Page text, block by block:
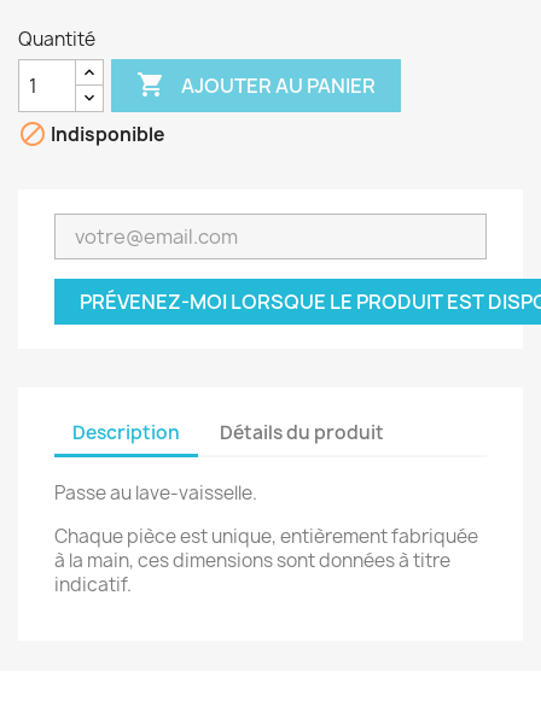
Quantité
 AJOUTER AU PANIER
 Indisponible
PRÉVENEZ-MOI LORSQUE LE PRODUIT EST
Description Détails du produit
Passe au lave-vaisselle.
Chaque pièce est unique, entièrement fabriquée
à la main, ces dimensions sont données à titre
indicatif.